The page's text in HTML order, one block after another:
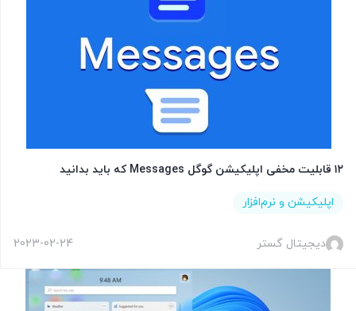
۱۲ قابلیت مخفی اپلیکیشن گوگل Messages که باید بدانید
اپلیکیشن و نرم‌افزار
دیجیتال گستر 2023-02-24